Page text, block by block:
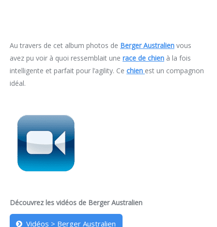
Au travers de cet album photos de Berger Australien vous
avez pu voir à quoi ressemblait une race de chien à la fois
intelligente et parfait pour l’agility. Ce chien est un compagnon
idéal.
Découvrez les vidéos de Berger Australien
Vidéos > Berger Australien